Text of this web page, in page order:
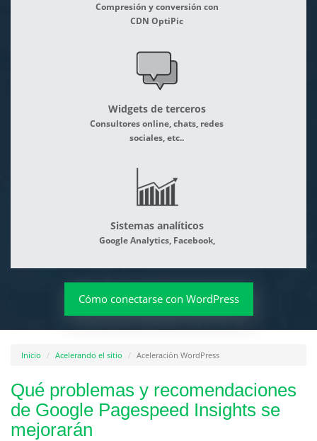
Compresión y conversión con
CDN OptiPic
Widgets de terceros
Consultores online, chats, redes
sociales, etc..
Sistemas analíticos
Google Analytics, Facebook,
Cómo conectarse con WordPress
Inicio Acelerando el sitio Aceleración WordPress
Qué problemas y recomendaciones
de Google Pagespeed Insights se
mejorarán